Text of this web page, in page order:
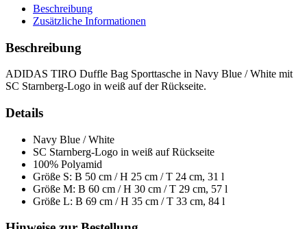
Sporttasche
Menge
Beschreibung
Zusätzliche Informationen
Beschreibung
ADIDAS TIRO Duffle Bag Sporttasche in Navy Blue / White mit
SC Starnberg-Logo in weiß auf der Rückseite.
Details
Navy Blue / White
SC Starnberg-Logo in weiß auf Rückseite
100% Polyamid
Größe S: B 50 cm / H 25 cm / T 24 cm, 31 l
Größe M: B 60 cm / H 30 cm / T 29 cm, 57 l
Größe L: B 69 cm / H 35 cm / T 33 cm, 84 l